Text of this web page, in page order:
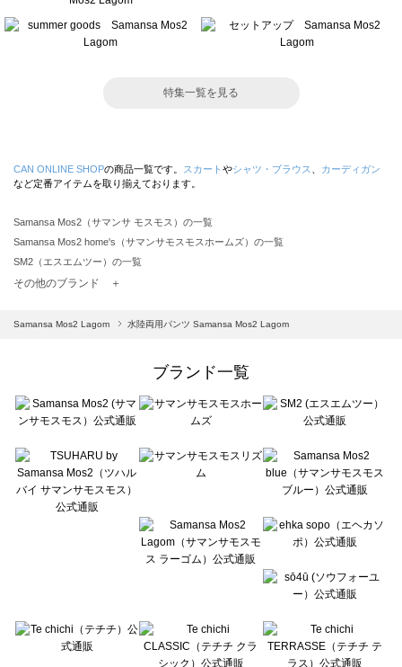
特集一覧を見る
CAN ONLINE SHOPの商品一覧です。 スカート やシャツ・ブラウス
カーディガン
など定番アイテムを取り揃えております。
Samansa Mos2（サマンサ モスモス）の一覧
Samansa Mos2 home's（サマンサモスモスホームズ）の一覧
SM2（エスエムツー）の一覧
TSUHARU by Samansa Mos2（ツハルバイサマンサモスモス）の一覧
Samansa Mos2 blue（サマンサモスモス ブルー）の一覧
Te chichi（テチチ）の一覧
Te chichi CLASSIC（テチチ クラシック）の一覧
Lugnoncure（ルノンキュール）の一覧
BETTY'S BLUE（べティーズブルー）の一覧
Wpc.（ワールドパーティー）の一覧
その他のブランド ＋
Samansa Mos2 Lagom 水陸両用パンツ Samansa Mos2 Lagom
ブランド一覧